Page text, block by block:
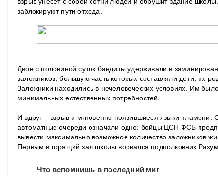
заблокируют пути отхода.
Двое с половиной суток бандиты удерживали в
заложников, большую часть которых составляли дети, их
Заложники находились в нечеловеческих условиях. Им
минимальных естественных потребностей.
И вдруг – взрыв и мгновенно появившиеся языки пламени.
автоматные очереди означали одно: бойцы ЦСН ФСБ
вывести максимально возможное количество заложников
Первым в горящий зал школы ворвался подполковник
Что вспомнишь в последний миг